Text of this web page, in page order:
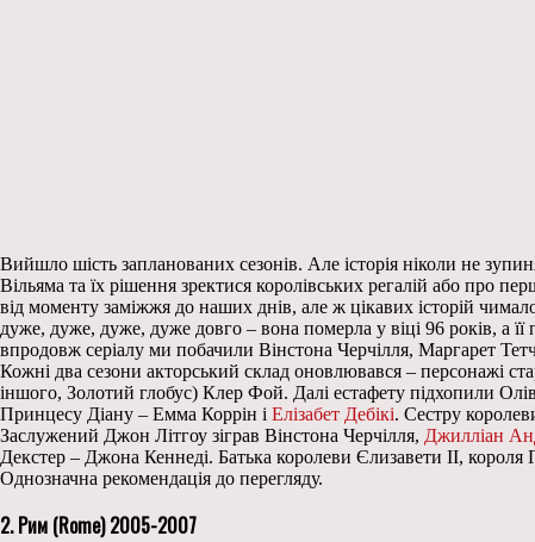
Вийшло шість запланованих сезонів. Але історія ніколи не
Вільяма та їх рішення зректися королівських регалій або про
від моменту заміжжя до наших днів, але ж цікавих історій
дуже, дуже, дуже, дуже довго – вона померла у віці 96 років, а
впродовж серіалу ми побачили Вінстона Черчілля, Маргарет
Кожні два сезони акторський склад оновлювався – персонажі
іншого, Золотий глобус) Клер Фой. Далі естафету підхопили
Принцесу Діану – Емма Коррін і Елізабет Дебікі. Сестру
Заслужений Джон Літгоу зіграв Вінстона Черчілля, Джилліан
Декстер – Джона Кеннеді. Батька королеви Єлизавети ІІ, короля
Однозначна рекомендація до перегляду.
2. Рим (Rome) 2005-2007